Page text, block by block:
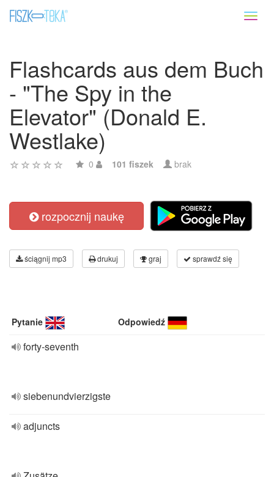
Flashcards aus dem Buch
- "The Spy in the
Elevator" (Donald E.
Westlake)
0 101 fiszek brak
rozpocznij naukę
ściągnij mp3 drukuj graj sprawdź się
Pytanie Odpowiedź
forty-seventh
siebenundvierzigste
adjuncts